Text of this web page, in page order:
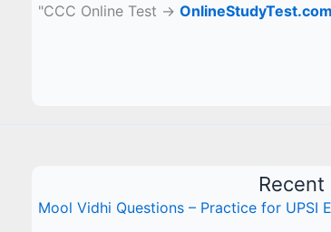
"CCC Online Test →OnlineStudyTest.com
Recent
Mool Vidhi Questions – Practice for UPSI